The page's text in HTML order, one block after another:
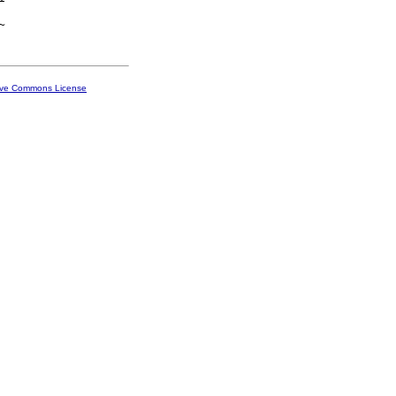
Commons License